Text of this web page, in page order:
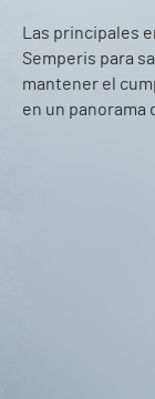
Las principales
Semperis para
mantener el
en un panorama